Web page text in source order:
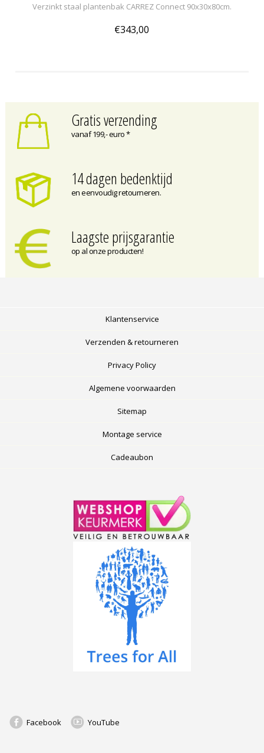
Verzinkt staal plantenbak CARREZ Connect 90x30x80cm.
€343,00
Gratis verzending
vanaf 199,- euro *
14 dagen bedenktijd
en eenvoudig retourneren.
Laagste prijsgarantie
op al onze producten!
Klantenservice
Verzenden & retourneren
Privacy Policy
Algemene voorwaarden
Sitemap
Montage service
Cadeaubon
Facebook YouTube